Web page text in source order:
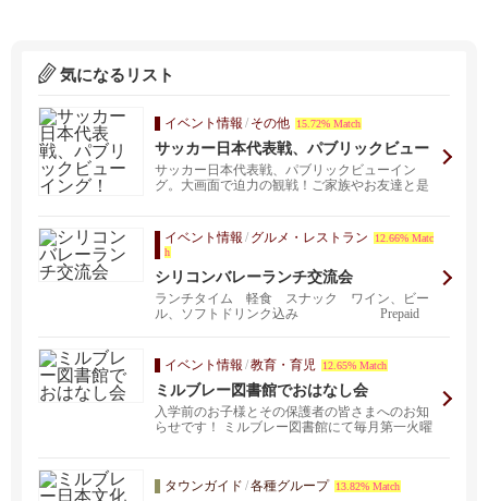
気になるリスト
イベント情報 / その他 15.72% Match
サッカー日本代表戦、パブリックビュー
イング！
サッカー日本代表戦、パブリックビューイン
グ。大画面で迫力の観戦！ご家族やお友達と是
イベント情報 / グルメ・レストラン
12.66% Matc
h
シリコンバレーランチ交流会
ランチタイム 軽食 スナック ワイン、ビー
ル、ソフトドリンク込み Prepaid
イベント情報 /教育・育児 12.65% Match
ミルブレー図書館でおはなし会
入学前のお子様とその保護者の皆さまへのお知
らせです！ ミルブレー図書館にて毎月第一火曜
タウンガイド /各種グループ 13.82% Match